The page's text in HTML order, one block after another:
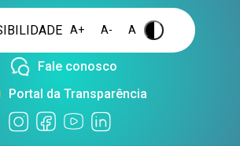
A+ A- A .
Fale conosco
Portal da Transparência